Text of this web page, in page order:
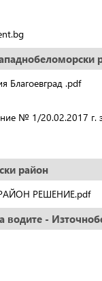
Благоевград .pdf
г. за
район
РЕШЕНИЕ.pdf
водите -